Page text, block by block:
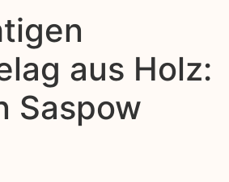
aus Holz:
Saspow